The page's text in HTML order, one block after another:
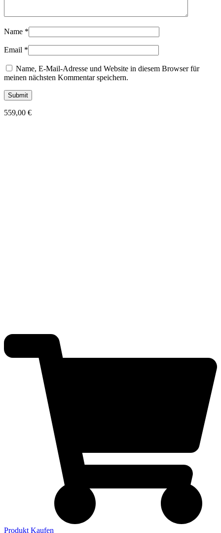
Name *
Email *
Name, E-Mail-Adresse und Website in diesem Browser für
meinen nächsten Kommentar speichern.
559,00 €
Produkt Kaufen